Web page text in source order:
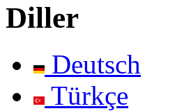
Diller
Deutsch
Türkçe